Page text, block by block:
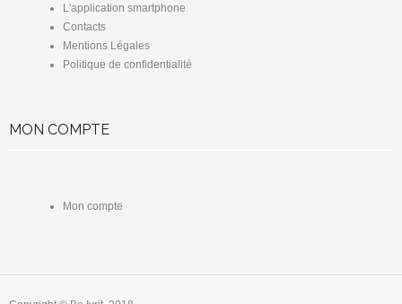
L'application smartphone
Contacts
Mentions Légales
Politique de confidentialité
MON COMPTE
Mon compte